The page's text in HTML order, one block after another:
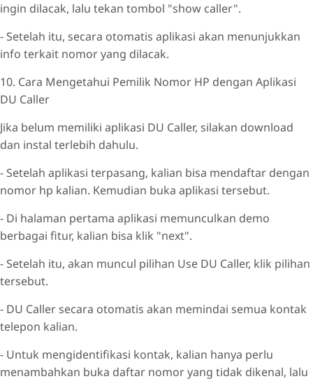
ingin dilacak, lalu tekan tombol "show caller".
- Setelah itu, secara otomatis aplikasi akan menunjukkan
info terkait nomor yang dilacak.
10. Cara Mengetahui Pemilik Nomor HP dengan Aplikasi
DU Caller
Jika belum memiliki aplikasi DU Caller, silakan download
dan instal terlebih dahulu.
- Setelah aplikasi terpasang, kalian bisa mendaftar dengan
nomor hp kalian. Kemudian buka aplikasi tersebut.
- Di halaman pertama aplikasi memunculkan demo
berbagai fitur, kalian bisa klik "next".
- Setelah itu, akan muncul pilihan Use DU Caller, klik pilihan
tersebut.
- DU Caller secara otomatis akan memindai semua kontak
telepon kalian.
- Untuk mengidentifikasi kontak, kalian hanya perlu
menambahkan buka daftar nomor yang tidak dikenal, lalu